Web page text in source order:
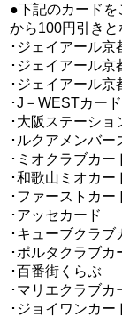
●下記のカード
から100円引きと
･ジェイアール京
･ジェイアール
･ジェイアール
･J－WESTカード
･大阪ステーショ
･ルクアメンバー
･ミオクラブカー
･和歌山ミオカー
･ファーストカー
･アッセカード
･キューブクラブ
･ポルタクラブカ
･百番街くらぶ
･マリエクラブカ
･ジョイワンカー